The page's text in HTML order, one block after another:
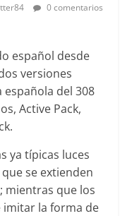
0 comentarios
español desde
versiones
española del 308
Active Pack,
ya típicas luces
se extienden
mientras que los
imitar la forma de